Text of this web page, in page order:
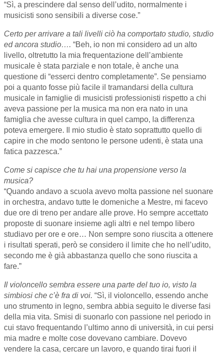
“Sì, a prescindere dal senso dell’udito, normalmente i
musicisti sono sensibili a diverse cose.”
Certo per arrivare a tali livelli ciò ha comportato studio, studio
ed ancora studio…. “Beh, io non mi considero ad un alto
livello, oltretutto la mia frequentazione dell’ambiente
musicale è stata parziale e non totale, è anche una
questione di “esserci dentro completamente”. Se pensiamo
poi a quanto fosse più facile il tramandarsi della cultura
musicale in famiglie di musicisti professionisti rispetto a chi
aveva passione per la musica ma non era nato in una
famiglia che avesse cultura in quel campo, la differenza
poteva emergere. Il mio studio è stato soprattutto quello di
capire in che modo sentono le persone udenti, è stata una
fatica pazzesca.”
Come si capisce che tu hai una propensione verso la
musica?
“Quando andavo a scuola avevo molta passione nel suonare
in orchestra, andavo tutte le domeniche a Mestre, mi facevo
due ore di treno per andare alle prove. Ho sempre accettato
proposte di suonare insieme agli altri e nel tempo libero
studiavo per ore e ore… Non sempre sono riuscita a ottenere
i risultati sperati, però se considero il limite che ho nell’udito,
secondo me è già abbastanza quello che sono riuscita a
fare.”
Il violoncello sembra essere una parte del tuo io, visto la
simbiosi che c’è fra di voi. “Sì, il violoncello, essendo anche
uno strumento in legno, sembra abbia seguito le diverse fasi
della mia vita. Smisi di suonarlo con passione nel periodo in
cui stavo frequentando l’ultimo anno di università, in cui persi
mia madre e molte cose dovevano cambiare. Dovevo
vendere la casa, cercare un lavoro, e quando tirai fuori il